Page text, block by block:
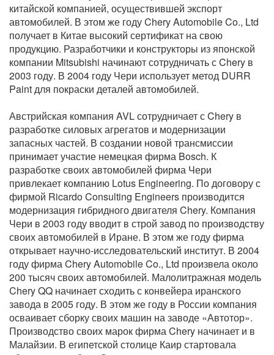
китайской компанией, осуществившей экспорт
автомобилей. В этом же году Chery Automobile Co., Ltd
получает в Китае высокий сертификат на свою
продукцию. Разработчики и конструкторы из японской
компании Mitsubishi начинают сотрудничать с Chery в
2003 году. В 2004 году Чери использует метод DURR
Paint для покраски деталей автомобилей.
Австрийская компания AVL сотрудничает с Chery в
разработке силовых агрегатов и модернизации
запасных частей. В создании новой трансмиссии
принимает участие немецкая фирма Bosch. К
разработке своих автомобилей фирма Чери
привлекает компанию Lotus Engineering. По договору с
фирмой Ricardo Consulting Engineers производится
модернизация гибридного двигателя Chery. Компания
Чери в 2003 году вводит в строй завод по производству
своих автомобилей в Иране. В этом же году фирма
открывает научно-исследовательский институт. В 2004
году фирма Chery Automobile Co., Ltd произвела около
200 тысяч своих автомобилей. Малолитражная модель
Chery QQ начинает сходить с конвейера иранского
завода в 2005 году. В этом же году в России компания
осваивает сборку своих машин на заводе «Автотор».
Производство своих марок фирма Chery начинает и в
Малайзии. В египетской столице Каир стартовала